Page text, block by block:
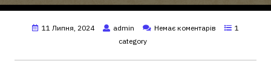
11 Липня, 2024 admin Немає коментарів
1
category